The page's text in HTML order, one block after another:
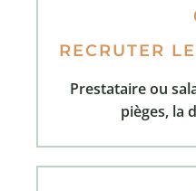
RECRUTER
Prestataire ou
pièges, la